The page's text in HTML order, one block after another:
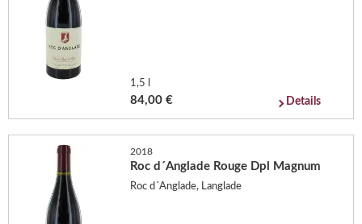
1,5 l
84,00 € Details
2018
Roc d´Anglade Rouge Dpl Magnum
Roc d´Anglade, Langlade